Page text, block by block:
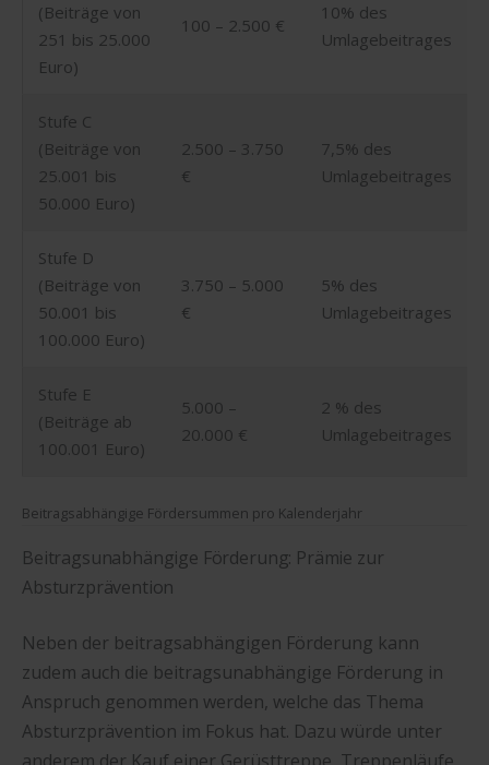
(Beiträge von
251 bis 25.000
Euro)
100 – 2.500 €
10% des
Umlagebeitrages
Stufe C
(Beiträge von
25.001 bis
50.000 Euro)
2.500 – 3.750
€
7,5% des
Umlagebeitrages
Stufe D
(Beiträge von
50.001 bis
100.000 Euro)
3.750 – 5.000
€
5% des
Umlagebeitrages
Stufe E
(Beiträge ab
100.001 Euro)
5.000 –
20.000 €
2 % des
Umlagebeitrages
Beitragsabhängige Fördersummen pro Kalenderjahr
Beitragsunabhängige Förderung: Prämie zur
Absturzprävention
Neben der beitragsabhängigen Förderung kann
zudem auch die beitragsunabhängige Förderung in
Anspruch genommen werden, welche das Thema
Absturzprävention im Fokus hat. Dazu würde unter